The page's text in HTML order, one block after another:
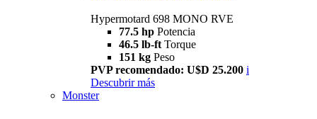
Hypermotard 698 MONO RVE
77.5 hp Potencia
46.5 lb-ft Torque
151 kg Peso
PVP recomendado: U$D 25.200 i
Descubrir más
Monster